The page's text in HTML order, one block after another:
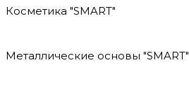
Косметика "SMART"
Металлические основы